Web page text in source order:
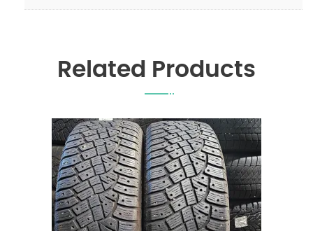
Related Products